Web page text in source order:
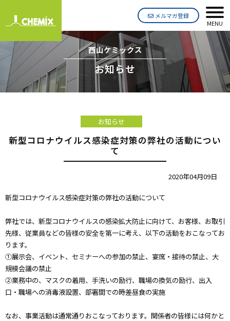
メルマガ登録
MENU
西山ケミックス
お知らせ
お知らせ
新型コロナウイルス感染症対策の弊社の活動につい
て
2020年04月09日
新型コロナウイルス感染症対策の弊社の活動について
弊社では、新型コロナウイルスの感染拡大防止に向けて、お客様、お取引
先様、従業員などの皆様の安全を第一に考え、以下の活動をおこなってお
ります。
①展示会、イベント、セミナーへの参加の禁止、宴席・接待の禁止、大
規模会議の禁止
②業務中の、マスクの着用、手洗いの励行、職場の換気の励行、出入
口・職場への消毒液設置、部署間での時差昼食の実施
なお、事業活動は通常通りおこなっております。関係者の皆様には何かと